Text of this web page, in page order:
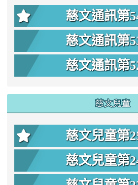
慈文通訊第
慈文通訊第
慈文通訊第
慈文兒童
慈文兒童第
慈文兒童第